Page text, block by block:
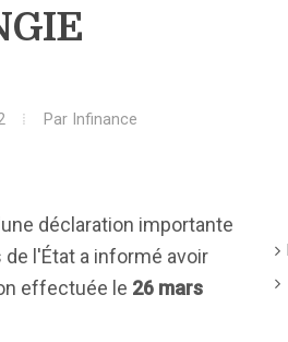
Par Infinance
déclaration importante
l'État a informé avoir
effectuée le 26 mars